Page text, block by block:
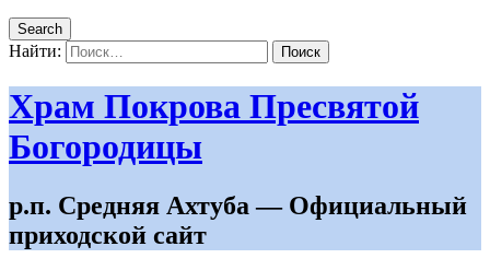
Search
Найти:
Храм Покрова Пресвятой
Богородицы
р.п. Средняя Ахтуба — Официальный
приходской сайт